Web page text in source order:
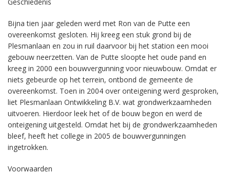
Bijna tien jaar geleden werd met Ron van de Putte een
overeenkomst gesloten. Hij kreeg een stuk grond bij de
Plesmanlaan en zou in ruil daarvoor bij het station een mooi
gebouw neerzetten. Van de Putte sloopte het oude pand en
kreeg in 2000 een bouwvergunning voor nieuwbouw. Omdat er
niets gebeurde op het terrein, ontbond de gemeente de
overeenkomst. Toen in 2004 over onteigening werd gesproken,
liet Plesmanlaan Ontwikkeling B.V. wat grondwerkzaamheden
uitvoeren. Hierdoor leek het of de bouw begon en werd de
onteigening uitgesteld. Omdat het bij de grondwerkzaamheden
bleef, heeft het college in 2005 de bouwvergunningen
ingetrokken.
Voorwaarden